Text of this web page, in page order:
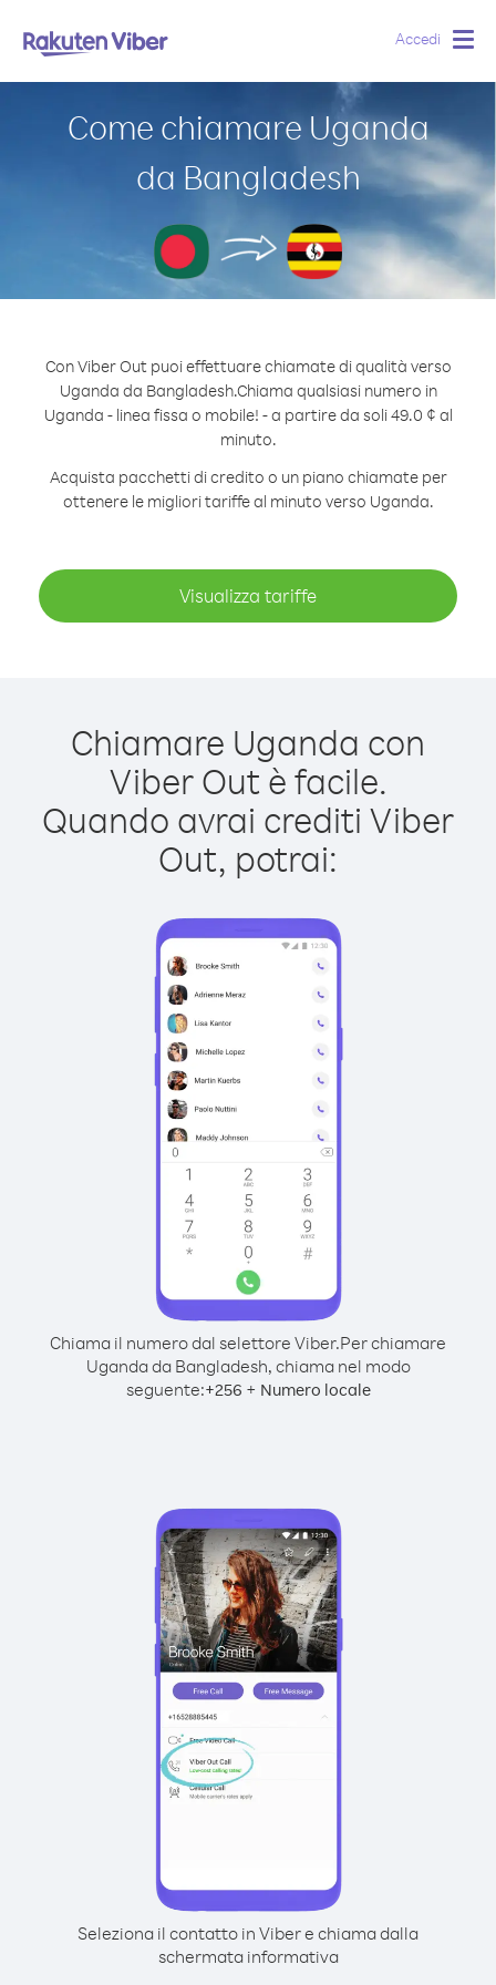
Accedi
Come chiamare Uganda
da Bangladesh
Con Viber Out puoi effettuare chiamate di qualità verso
Uganda da Bangladesh.Chiama qualsiasi numero in
Uganda - linea fissa o mobile! - a partire da soli 49.0 ¢ al
minuto.
Acquista pacchetti di credito o un piano chiamate per
ottenere le migliori tariffe al minuto verso Uganda.
Visualizza tariffe
Chiamare Uganda con
Viber Out è facile.
Quando avrai crediti Viber
Out, potrai:
Chiama il numero dal selettore Viber.Per chiamare
Uganda da Bangladesh, chiama nel modo
seguente:+256 + Numero locale
Seleziona il contatto in Viber e chiama dalla
schermata informativa